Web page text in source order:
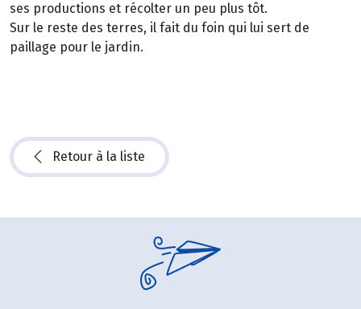
ses productions et récolter un peu plus tôt.
Sur le reste des terres, il fait du foin qui lui sert de
paillage pour le jardin.
Retour à la liste